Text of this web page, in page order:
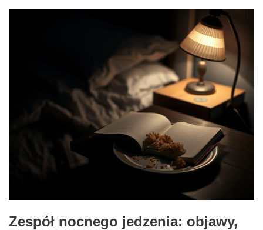
Zespół nocnego jedzenia: objawy,